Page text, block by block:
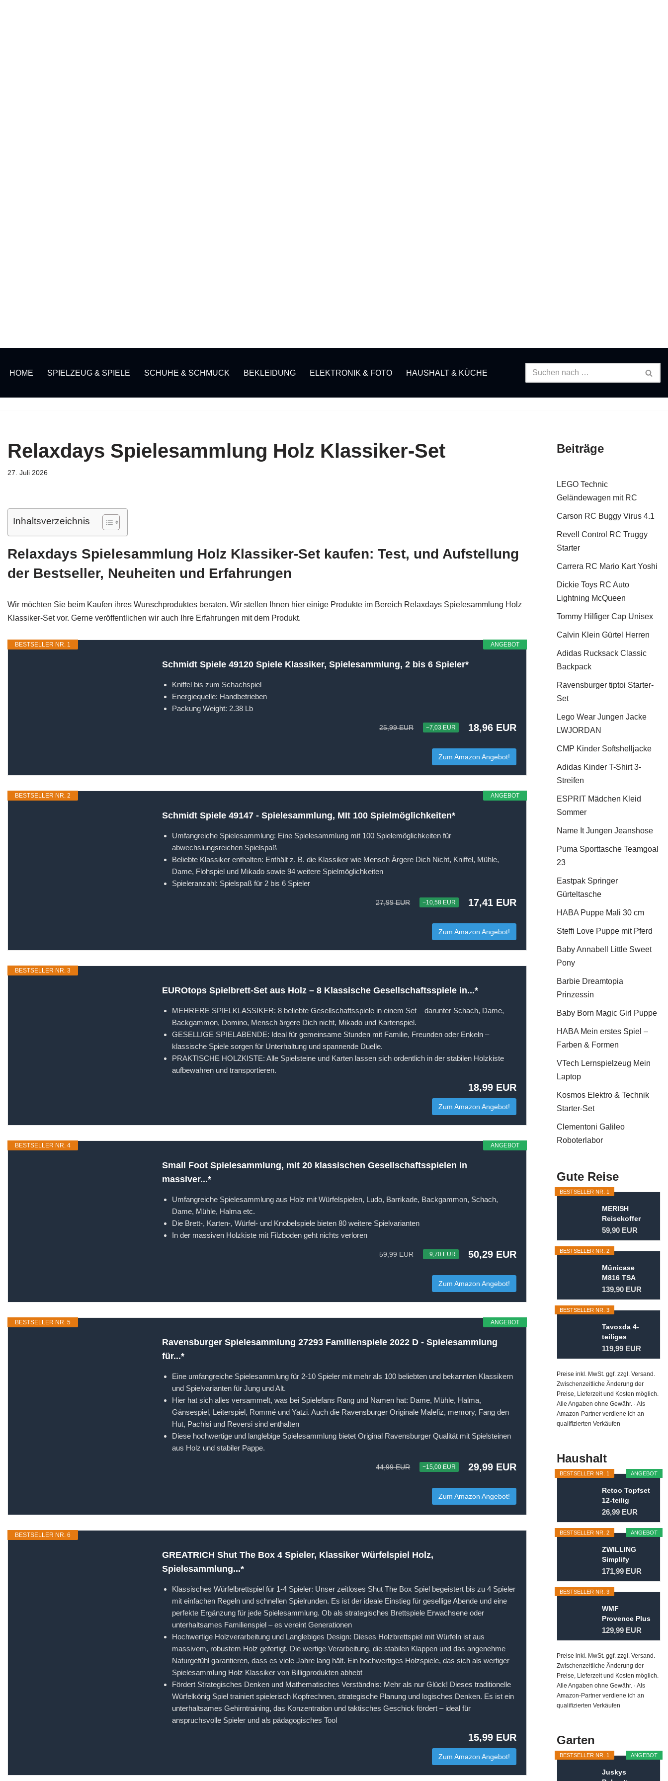
HOME SPIELZEUG & SPIELE SCHUHE & SCHMUCK BEKLEIDUNG ELEKTRONIK & FOTO HAUSHALT & KÜCHE
Relaxdays Spielesammlung Holz Klassiker-Set
27. Juli 2026
Inhaltsverzeichnis
Relaxdays Spielesammlung Holz Klassiker-Set kaufen: Test, und Aufstellung
der Bestseller, Neuheiten und Erfahrungen
Wir möchten Sie beim Kaufen ihres Wunschproduktes beraten. Wir stellen Ihnen hier einige Produkte im Bereich Relaxdays Spielesammlung Holz
Klassiker-Set vor. Gerne veröffentlichen wir auch Ihre Erfahrungen mit dem Produkt.
ANGEBOT
BESTSELLER NR. 1
Schmidt Spiele 49120 Spiele Klassiker, Spielesammlung, 2 bis 6 Spieler*
Kniffel bis zum Schachspiel
Energiequelle: Handbetrieben
Packung Weight: 2.38 Lb
25,99 EUR −7,03 EUR 18,96 EUR
Zum Amazon Angebot!
ANGEBOT
BESTSELLER NR. 2
Schmidt Spiele 49147 - Spielesammlung, MIt 100 Spielmöglichkeiten*
Umfangreiche Spielesammlung: Eine Spielesammlung mit 100 Spielemöglichkeiten für
abwechslungsreichen Spielspaß
Beliebte Klassiker enthalten: Enthält z. B. die Klassiker wie Mensch Ärgere Dich Nicht, Kniffel, Mühle,
Dame, Flohspiel und Mikado sowie 94 weitere Spielmöglichkeiten
Spieleranzahl: Spielspaß für 2 bis 6 Spieler
27,99 EUR −10,58 EUR 17,41 EUR
Zum Amazon Angebot!
BESTSELLER NR. 3
EUROtops Spielbrett-Set aus Holz – 8 Klassische Gesellschaftsspiele in...*
MEHRERE SPIELKLASSIKER: 8 beliebte Gesellschaftsspiele in einem Set – darunter Schach, Dame,
Backgammon, Domino, Mensch ärgere Dich nicht, Mikado und Kartenspiel.
GESELLIGE SPIELABENDE: Ideal für gemeinsame Stunden mit Familie, Freunden oder Enkeln –
klassische Spiele sorgen für Unterhaltung und spannende Duelle.
PRAKTISCHE HOLZKISTE: Alle Spielsteine und Karten lassen sich ordentlich in der stabilen Holzkiste
aufbewahren und transportieren.
18,99 EUR
Zum Amazon Angebot!
ANGEBOT
BESTSELLER NR. 4
Small Foot Spielesammlung, mit 20 klassischen Gesellschaftsspielen in
massiver...*
Umfangreiche Spielesammlung aus Holz mit Würfelspielen, Ludo, Barrikade, Backgammon, Schach,
Dame, Mühle, Halma etc.
Die Brett-, Karten-, Würfel- und Knobelspiele bieten 80 weitere Spielvarianten
In der massiven Holzkiste mit Filzboden geht nichts verloren
59,99 EUR −9,70 EUR 50,29 EUR
Zum Amazon Angebot!
ANGEBOT
BESTSELLER NR. 5
Ravensburger Spielesammlung 27293 Familienspiele 2022 D - Spielesammlung
für...*
Eine umfangreiche Spielesammlung für 2-10 Spieler mit mehr als 100 beliebten und bekannten Klassikern
und Spielvarianten für Jung und Alt.
Hier hat sich alles versammelt, was bei Spielefans Rang und Namen hat: Dame, Mühle, Halma,
Gänsespiel, Leiterspiel, Rommé und Yatzi. Auch die Ravensburger Originale Malefiz, memory, Fang den
Hut, Pachisi und Reversi sind enthalten
Diese hochwertige und langlebige Spielesammlung bietet Original Ravensburger Qualität mit Spielsteinen
aus Holz und stabiler Pappe.
44,99 EUR −15,00 EUR 29,99 EUR
Zum Amazon Angebot!
BESTSELLER NR. 6
GREATRICH Shut The Box 4 Spieler, Klassiker Würfelspiel Holz,
Spielesammlung...*
Klassisches Würfelbrettspiel für 1-4 Spieler: Unser zeitloses Shut The Box Spiel begeistert bis zu 4 Spieler
mit einfachen Regeln und schnellen Spielrunden. Es ist der ideale Einstieg für gesellige Abende und eine
perfekte Ergänzung für jede Spielesammlung. Ob als strategisches Brettspiele Erwachsene oder
unterhaltsames Familienspiel – es vereint Generationen
Hochwertige Holzverarbeitung und Langlebiges Design: Dieses Holzbrettspiel mit Würfeln ist aus
massivem, robustem Holz gefertigt. Die wertige Verarbeitung, die stabilen Klappen und das angenehme
Naturgefühl garantieren, dass es viele Jahre lang hält. Ein hochwertiges Holzspiele, das sich als wertiger
Spielesammlung Holz Klassiker von Billigprodukten abhebt
Fördert Strategisches Denken und Mathematisches Verständnis: Mehr als nur Glück! Dieses traditionelle
Würfelkönig Spiel trainiert spielerisch Kopfrechnen, strategische Planung und logisches Denken. Es ist ein
unterhaltsames Gehirntraining, das Konzentration und taktisches Geschick fördert – ideal für
anspruchsvolle Spieler und als pädagogisches Tool
15,99 EUR
Zum Amazon Angebot!
Beiträge
LEGO Technic
Geländewagen mit RC
Carson RC Buggy Virus 4.1
Revell Control RC Truggy
Starter
Carrera RC Mario Kart Yoshi
Dickie Toys RC Auto
Lightning McQueen
Tommy Hilfiger Cap Unisex
Calvin Klein Gürtel Herren
Adidas Rucksack Classic
Backpack
Ravensburger tiptoi Starter-
Set
Lego Wear Jungen Jacke
LWJORDAN
CMP Kinder Softshelljacke
Adidas Kinder T-Shirt 3-
Streifen
ESPRIT Mädchen Kleid
Sommer
Name It Jungen Jeanshose
Puma Sporttasche Teamgoal
23
Eastpak Springer
Gürteltasche
HABA Puppe Mali 30 cm
Steffi Love Puppe mit Pferd
Baby Annabell Little Sweet
Pony
Barbie Dreamtopia
Prinzessin
Baby Born Magic Girl Puppe
HABA Mein erstes Spiel –
Farben & Formen
VTech Lernspielzeug Mein
Laptop
Kosmos Elektro & Technik
Starter-Set
Clementoni Galileo
Roboterlabor
Gute Reise
BESTSELLER NR. 1
MERISH
Reisekoffer
Koffer
Trolleys...
59,90 EUR
BESTSELLER NR. 2
Münicase
M816 TSA
Kofferset
Trolley...
139,90 EUR
BESTSELLER NR. 3
Tavoxda 4-
teiliges
Kofferset...
119,99 EUR
Preise inkl. MwSt. ggf. zzgl. Versand.
Zwischenzeitliche Änderung der
Preise, Lieferzeit und Kosten möglich.
Alle Angaben ohne Gewähr. · Als
Amazon-Partner verdiene ich an
qualifizierten Verkäufen
Haushalt
ANGEBOT
BESTSELLER NR. 1
Retoo Topfset
12-teilig
Kochtopf Set
26,99 EUR
ANGEBOT
BESTSELLER NR. 2
ZWILLING
Simplify
Kochtopf-Set
171,99 EUR
BESTSELLER NR. 3
WMF
Provence Plus
Topfset 5-
129,99 EUR
Preise inkl. MwSt. ggf. zzgl. Versand.
Zwischenzeitliche Änderung der
Preise, Lieferzeit und Kosten möglich.
Alle Angaben ohne Gewähr. · Als
Amazon-Partner verdiene ich an
qualifizierten Verkäufen
Garten
ANGEBOT
BESTSELLER NR. 1
Juskys